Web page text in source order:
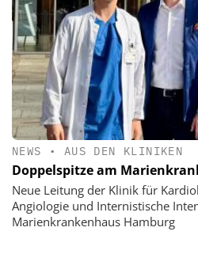
NEWS • AUS DEN KLINIKEN
Doppelspitze am
Neue Leitung der Klinik für
Angiologie und Internistische
Marienkrankenhaus Hamburg